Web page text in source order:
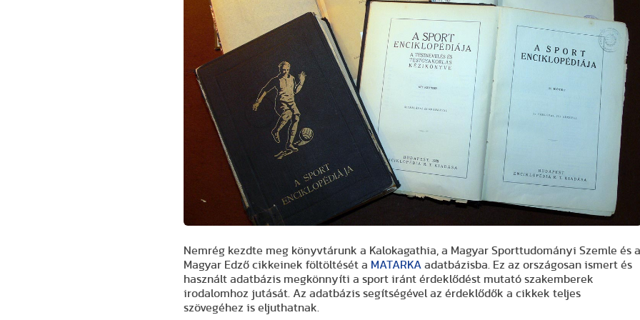
Nemrég kezdte meg könyvtárunk a Kalokagathia, a Magyar Sporttudományi Szemle és
Magyar Edző cikkeinek föltöltését a MATARKA adatbázisba. Ez az országosan ismert és
használt adatbázis megkönnyíti a sport iránt érdeklődést mutató szakemberek
irodalomhoz jutását. Az adatbázis segítségével az érdeklődők a cikkek teljes
szövegéhez is eljuthatnak.